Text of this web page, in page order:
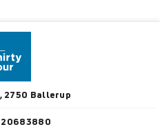
2750 Ballerup
20683880